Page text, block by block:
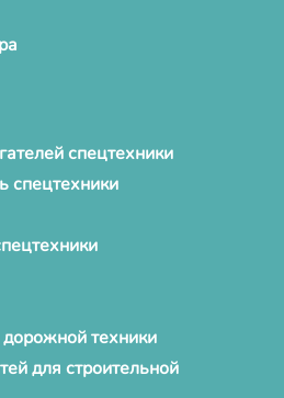
спецтехники
спецтехники
техники
для строительной